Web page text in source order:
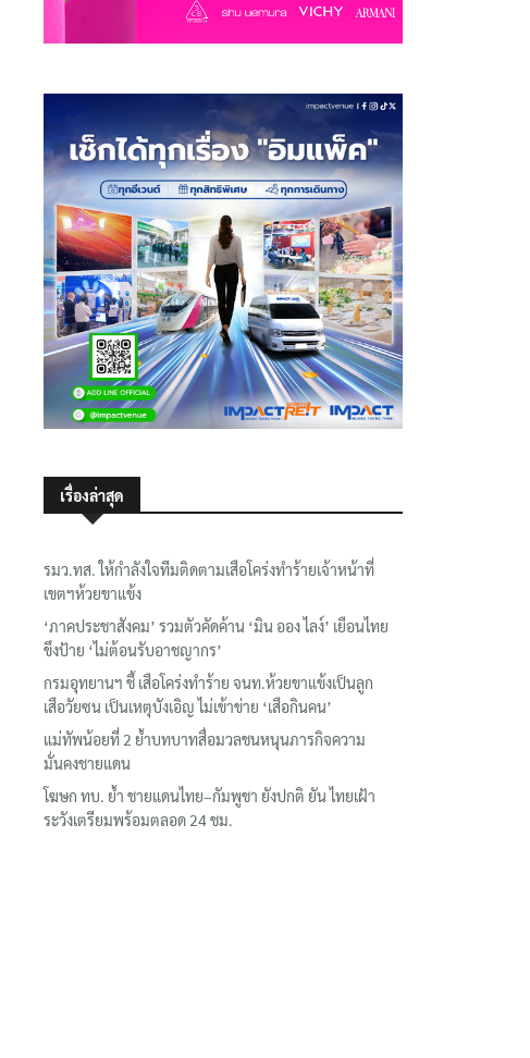
เรื่องล่าสุด
รมว.ทส. ให้กำลังใจทีมติดตามเสือโคร่งทำร้ายเจ้าหน้าที่
เขตฯห้วยขาแข้ง
‘ภาคประชาสังคม’ รวมตัวคัดค้าน ‘มิน ออง ไลง์’ เยือนไทย
ขึงป้าย ‘ไม่ต้อนรับอาชญากร’
กรมอุทยานฯ ชี้ เสือโคร่งทำร้าย จนท.ห้วยขาแข้งเป็นลูก
เสือวัยซน เป็นเหตุบังเอิญ ไม่เข้าข่าย ‘เสือกินคน’
แม่ทัพน้อยที่ 2 ย้ำบทบาทสื่อมวลชนหนุนภารกิจความ
มั่นคงชายแดน
โฆษก ทบ. ย้ำ ชายแดนไทย–กัมพูชา ยังปกติ ยัน ไทยเฝ้า
ระวังเตรียมพร้อมตลอด 24 ชม.